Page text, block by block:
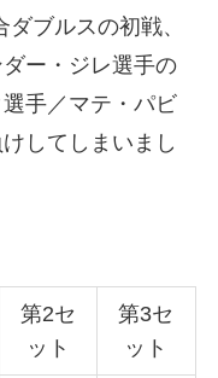
ブルスの初戦、
ー・ジレ選手の
手／マテ・パビ
してしまいまし
第2セ
ット
第3セ
ット